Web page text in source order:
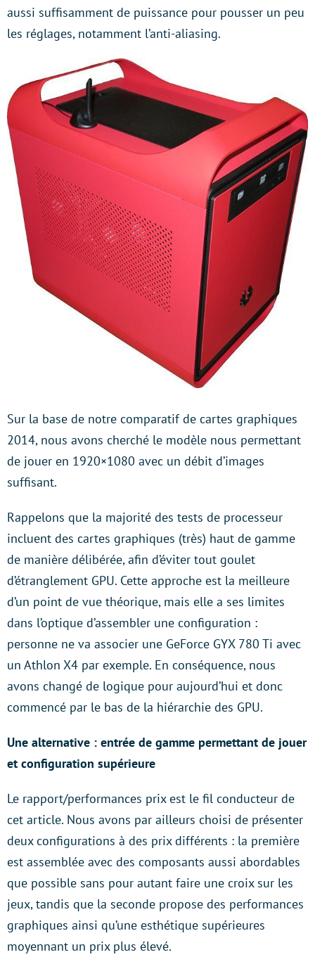
aussi suffisamment de puissance pour pousser un peu
les réglages, notamment l’anti-aliasing.
Sur la base de notre comparatif de cartes graphiques
2014, nous avons cherché le modèle nous permettant
de jouer en 1920×1080 avec un débit d’images
suffisant.
Rappelons que la majorité des tests de processeur
incluent des cartes graphiques (très) haut de gamme
de manière délibérée, afin d’éviter tout goulet
d’étranglement GPU. Cette approche est la meilleure
d’un point de vue théorique, mais elle a ses limites
dans l’optique d’assembler une configuration :
personne ne va associer une GeForce GYX 780 Ti avec
un Athlon X4 par exemple. En conséquence, nous
avons changé de logique pour aujourd’hui et donc
commencé par le bas de la hiérarchie des GPU.
Une alternative : entrée de gamme permettant de jouer
et configuration supérieure
Le rapport/performances prix est le fil conducteur de
cet article. Nous avons par ailleurs choisi de présenter
deux configurations à des prix différents : la première
est assemblée avec des composants aussi abordables
que possible sans pour autant faire une croix sur les
jeux, tandis que la seconde propose des performances
graphiques ainsi qu’une esthétique supérieures
moyennant un prix plus élevé.